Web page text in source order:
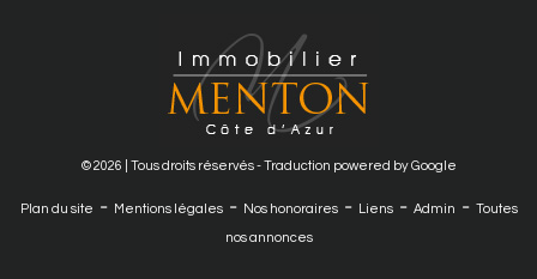
© 2026 | Tous droits réservés - Traduction powered by Google
Plan du site - Mentions légales- Nos honoraires- Liens- Admin - Toutes
nos annonces